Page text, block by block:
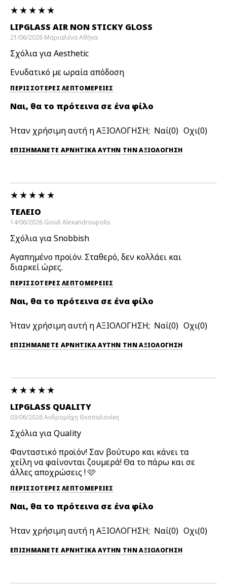
LIPGLASS AIR NON STICKY GLOSS
21/06/2026 ΜαριαλέναΑθήνα
Σχόλια για Aesthetic
Ενυδατικό με ωραία απόδοση
ΠΕΡΙΣΣΌΤΕΡΕΣ ΛΕΠΤΟΜΈΡΕΙΕΣ
Ναι, θα το πρότεινα σε ένα φίλο
Ήταν χρήσιμη αυτή η ΑΞΙΟΛΟΓΗΣΗ; 0 0
ΕΠΙΣΗΜΆΝΕΤΕ ΑΡΝΗΤΙΚΆ ΑΥΤΉΝ ΤΗΝ ΑΞΙΟΛΟΓΗΣΗ
ΤΈΛΕΙΟ
14/06/2026 Giouli Alexandroupolis
Σχόλια για Snobbish
Αγαπημένο προϊόν. Σταθερό, δεν κολλάει και
διαρκεί ώρες.
ΠΕΡΙΣΣΌΤΕΡΕΣ ΛΕΠΤΟΜΈΡΕΙΕΣ
Ναι, θα το πρότεινα σε ένα φίλο
Ήταν χρήσιμη αυτή η ΑΞΙΟΛΟΓΗΣΗ; 0 0
ΕΠΙΣΗΜΆΝΕΤΕ ΑΡΝΗΤΙΚΆ ΑΥΤΉΝ ΤΗΝ ΑΞΙΟΛΟΓΗΣΗ
LIPGLASS QUALITY
03/06/2026Ανδρομάχη Θεσσαλονίκη
Σχόλια για Quality
Φανταστικό προϊόν! Σαν βούτυρο και κάνει τα
χείλη να φαίνονται ζουμερά! Θα το πάρω και σε
άλλες αποχρώσεις ! 🩷
ΠΕΡΙΣΣΌΤΕΡΕΣ ΛΕΠΤΟΜΈΡΕΙΕΣ
Ναι, θα το πρότεινα σε ένα φίλο
Ήταν χρήσιμη αυτή η ΑΞΙΟΛΟΓΗΣΗ; 0 0
ΕΠΙΣΗΜΆΝΕΤΕ ΑΡΝΗΤΙΚΆ ΑΥΤΉΝ ΤΗΝ ΑΞΙΟΛΟΓΗΣΗ